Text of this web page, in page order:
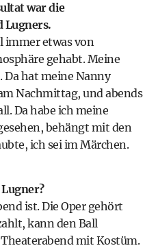
war die
Lugners.
immer etwas von
gehabt. Meine
Da hat meine Nanny
Nachmittag, und abends
Da habe ich meine
behängt mit den
ich sei im Märchen.
ist. Die Oper gehört
kann den Ball
mit Kostüm.